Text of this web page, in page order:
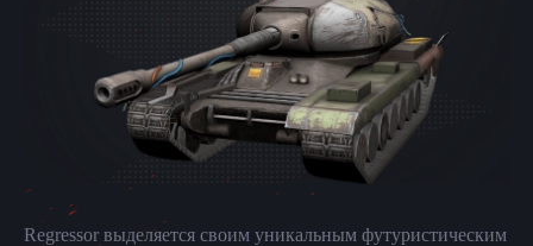
Regressor выделяется своим уникальным футуристическим